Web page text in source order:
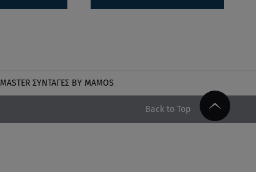
MASTER ΣΥΝΤΑΓΈΣ BY MAMOS
Back to Top